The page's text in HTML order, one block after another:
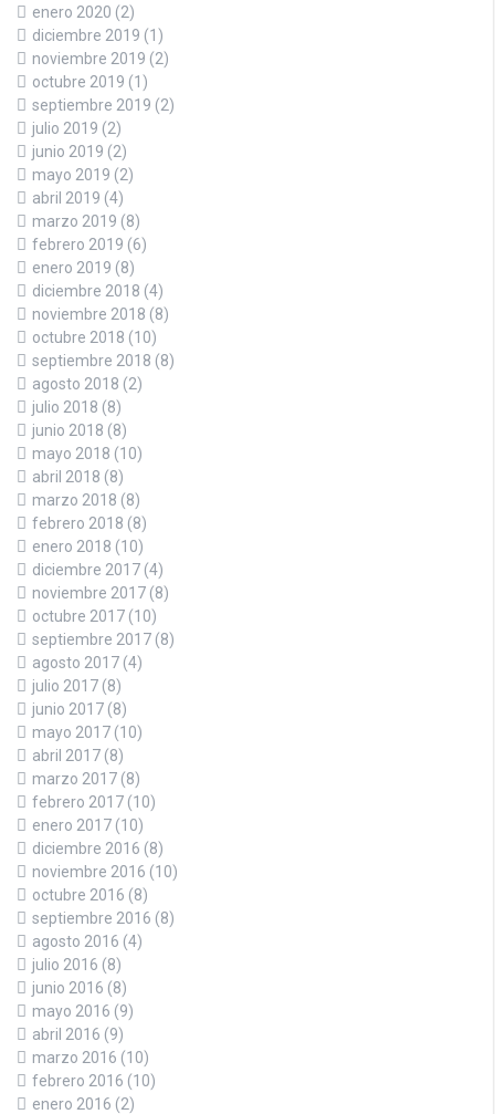
enero 2020 (2)
diciembre 2019 (1)
noviembre 2019 (2)
octubre 2019 (1)
septiembre 2019 (2)
julio 2019 (2)
junio 2019 (2)
mayo 2019 (2)
abril 2019 (4)
marzo 2019 (8)
febrero 2019 (6)
enero 2019 (8)
diciembre 2018 (4)
noviembre 2018 (8)
octubre 2018 (10)
septiembre 2018 (8)
agosto 2018 (2)
julio 2018 (8)
junio 2018 (8)
mayo 2018 (10)
abril 2018 (8)
marzo 2018 (8)
febrero 2018 (8)
enero 2018 (10)
diciembre 2017 (4)
noviembre 2017 (8)
octubre 2017 (10)
septiembre 2017 (8)
agosto 2017 (4)
julio 2017 (8)
junio 2017 (8)
mayo 2017 (10)
abril 2017 (8)
marzo 2017 (8)
febrero 2017 (10)
enero 2017 (10)
diciembre 2016 (8)
noviembre 2016 (10)
octubre 2016 (8)
septiembre 2016 (8)
agosto 2016 (4)
julio 2016 (8)
junio 2016 (8)
mayo 2016 (9)
abril 2016 (9)
marzo 2016 (10)
febrero 2016 (10)
enero 2016 (2)